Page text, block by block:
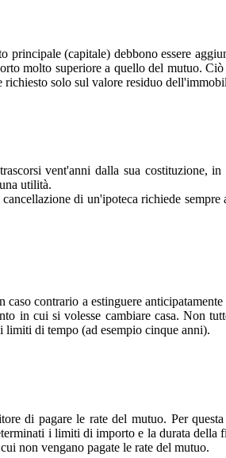
(capitale) debbono essere
molto superiore a quello del mutuo.
richiesto solo sul valore residuo
vent'anni dalla sua costituzione,
utilità.
di un'ipoteca richiede
contrario a estinguere
in cui si volesse cambiare casa. Non
limiti di tempo (ad esempio cinque anni).
di pagare le rate del mutuo. Per
i limiti di importo e la durata della
non vengano pagate le rate del mutuo.